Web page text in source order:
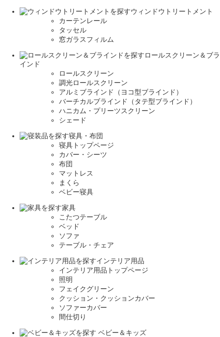
ウィンドウトリートメント
カーテンレール
タッセル
窓ガラスフィルム
ロールスクリーン＆ブラ
インド
ロールスクリーン
調光ロールスクリーン
アルミブラインド（ヨコ型ブラインド）
バーチカルブラインド（タテ型ブラインド）
ハニカム・プリーツスクリーン
シェード
寝具・布団
寝具トップページ
カバー・シーツ
布団
マットレス
まくら
ベビー寝具
家具
こたつテーブル
ベッド
ソファ
テーブル・チェア
インテリア用品
インテリア用品トップページ
照明
フェイクグリーン
クッション・クッションカバー
ソファーカバー
間仕切り
ベビー＆キッズ